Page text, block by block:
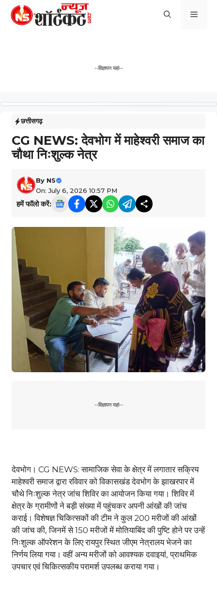
Skip
--विज्ञापन यहां--
छत्तीसगढ़
CG NEWS: देवभोग में माहेश्वरी समाज का
चौथा निःशुल्क नेत्र
By NS
On: July 6, 2026 10:57 PM
हमें फॉलो करें:
--विज्ञापन यहां--
देवभोग। CG NEWS: सामाजिक सेवा के क्षेत्र में लगातार सक्रिय
माहेश्वरी समाज द्वारा रविवार को विकासखंड देवभोग के झाखरपार में
चौथे निःशुल्क नेत्र जांच शिविर का आयोजन किया गया। शिविर में
क्षेत्र के ग्रामीणों ने बड़ी संख्या में पहुंचकर अपनी आंखों की जांच
कराई। विशेषज्ञ चिकित्सकों की टीम ने कुल 200 मरीजों की आंखों
की जांच की, जिनमें से 150 मरीजों में मोतियाबिंद की पुष्टि होने पर उन्हें
निःशुल्क ऑपरेशन के लिए रायपुर स्थित जीएम नेत्रालय भेजने का
निर्णय लिया गया। वहीं अन्य मरीजों को आवश्यक दवाइयां, प्राथमिक
उपचार एवं चिकित्सकीय परामर्श उपलब्ध कराया गया।